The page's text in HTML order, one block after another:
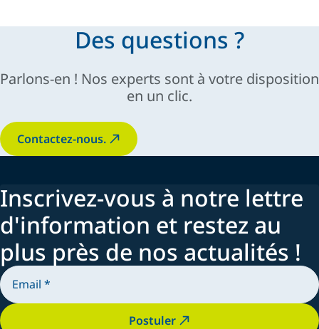
rentabilité
et une grande efficacité de transfert
Des questions ?
Parlons-en ! Nos experts sont à votre disposition
en un clic.
Contactez-nous.
Inscrivez-vous à notre lettre
d'information et restez au
plus près de nos actualités !
Postuler